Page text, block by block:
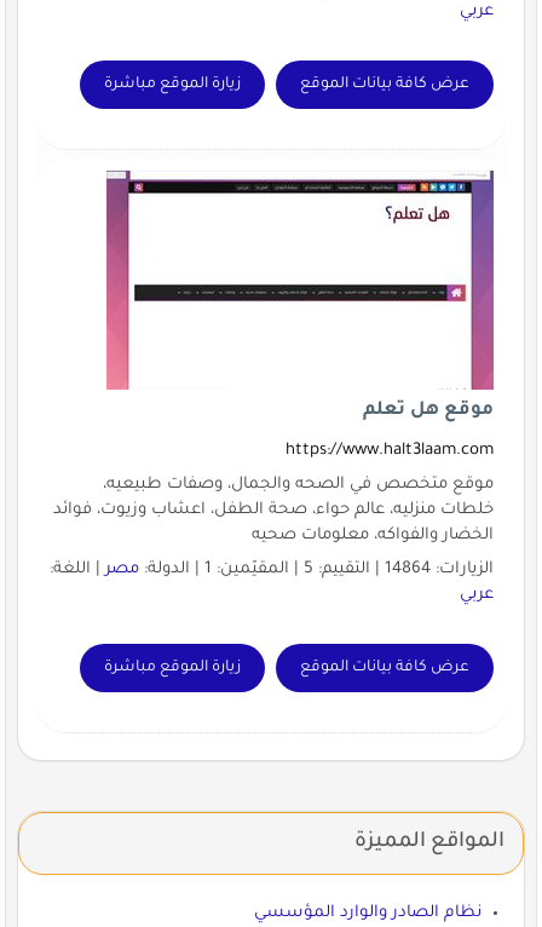
عربي
عرض كافة بيانات الموقع زيارة الموقع مباشرة
موقع هل تعلم
https://www.halt3laam.com
موقع متخصص في الصحه والجمال، وصفات طبيعيه،
خلطات منزليه، عالم حواء، صحة الطفل، اعشاب وزيوت، فوائد
الخضار والفواكه، معلومات صحيه
الزيارات: 14864 | التقييم: 5 | المقيّمين: 1 | الدولة:
مصر| اللغة:
عربي
عرض كافة بيانات الموقع زيارة الموقع مباشرة
المواقع المميزة
نظام الصادر والوارد المؤسسي